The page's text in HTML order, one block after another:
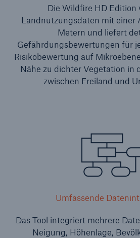
Die Wildfire HD Edition
Landnutzungsdaten mit einer
Metern und liefert
Gefährdungsbewertungen für
Risikobewertung auf
Nähe zu dichter Vegetation in
zwischen Freiland und
Umfassende
Das Tool integriert mehrere
Neigung, Höhenlage,